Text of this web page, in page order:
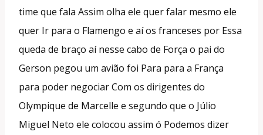
time que fala Assim olha ele quer falar mesmo ele
quer Ir para o Flamengo e aí os franceses por Essa
queda de braço aí nesse cabo de Força o pai do
Gerson pegou um avião foi Para para a França
para poder negociar Com os dirigentes do
Olympique de Marcelle e segundo que o Júlio
Miguel Neto ele colocou assim ó Podemos dizer